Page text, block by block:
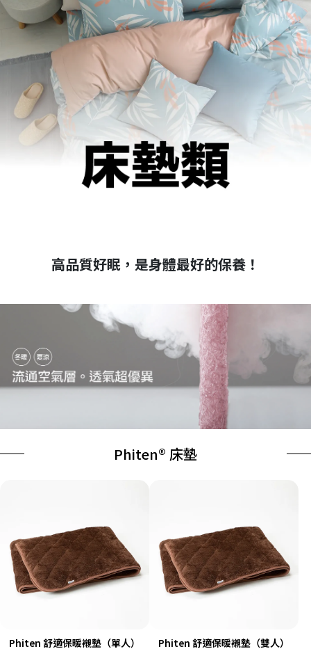
高品質好眠，是身體最好的保養！
Phiten® 床墊
Phiten 舒適保暖襯墊（單人） Phiten 舒適保暖襯墊（雙人）